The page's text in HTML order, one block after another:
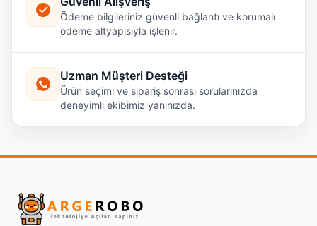
Ödeme bilgileriniz güvenli bağlantı ve korumalı
ödeme altyapısıyla işlenir.
Uzman Müşteri Desteği
Ürün seçimi ve sipariş sonrası sorularınızda
deneyimli ekibimiz yanınızda.